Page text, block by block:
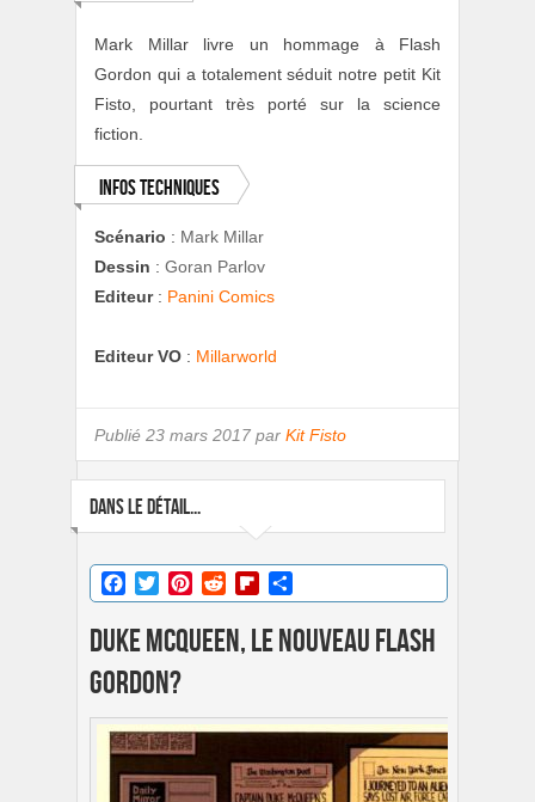
Mark Millar livre un hommage à Flash
Gordon qui a totalement séduit notre petit Kit
Fisto, pourtant très porté sur la science
fiction.
Infos techniques
Scénario : Mark Millar
Dessin : Goran Parlov
Editeur: Panini Comics
Editeur VO : Millarworld
Publié 23 mars 2017 par Kit Fisto
DANS LE DÉTAIL...
Facebook
TwitterPinterestRedditFlipboard
Duke McQueen, le nouveau Flash
Gordon?